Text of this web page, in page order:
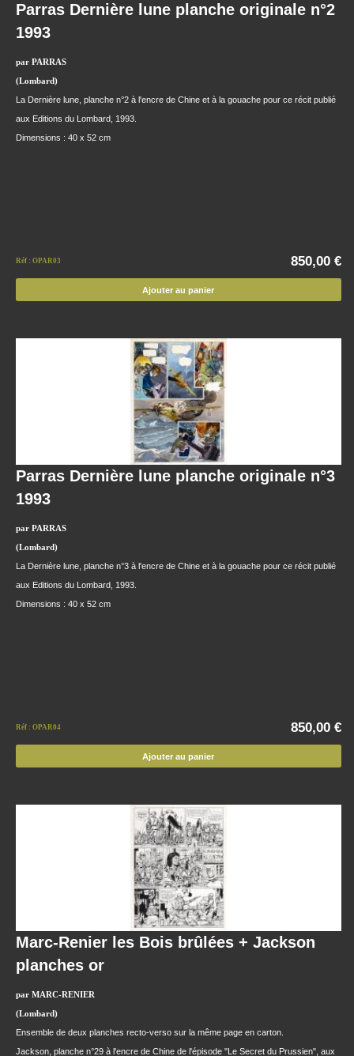
Parras Dernière lune planche originale n°2
1993
par PARRAS
(Lombard)
La Dernière lune, planche n°2 à l'encre de Chine et à la gouache pour ce récit publié
aux Editions du Lombard, 1993.
Dimensions : 40 x 52 cm
Réf : OPAR03 850,00 €
Ajouter au panier
Parras Dernière lune planche originale n°3
1993
par PARRAS
(Lombard)
La Dernière lune, planche n°3 à l'encre de Chine et à la gouache pour ce récit publié
aux Editions du Lombard, 1993.
Dimensions : 40 x 52 cm
Réf : OPAR04 850,00 €
Ajouter au panier
Marc-Renier les Bois brûlées + Jackson
planches or
par MARC-RENIER
(Lombard)
Ensemble de deux planches recto-verso sur la même page en carton.
Jackson, planche n°29 à l'encre de Chine de l'épisode "Le Secret du Prussien", aux